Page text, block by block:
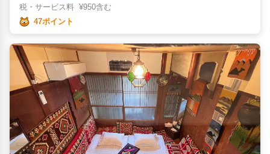
税・サービス料 ¥950含む
47ポイント